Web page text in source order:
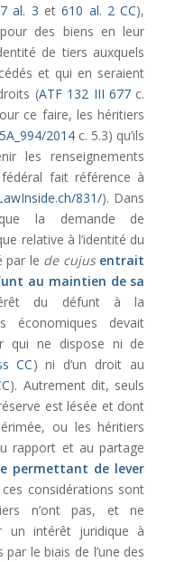
al. 3 et610 al. 2 CC),
pour des biens en leur
de tiers auxquels
et qui en seraient
(ATF 132 III 677c.
ce faire, les héritiers
2014c. 5.3) qu’ils
les renseignements
fait référence à
831/). Dans
la demande de
relative à l’identité du
par le de cujus entrait
au maintien de sa
du défunt à la
économiques devait
qui ne dispose ni de
CC) ni d’un droit au
). Autrement dit, seuls
est lésée et dont
ou les héritiers
rapport et au partage
permettant de lever
ces considérations sont
n’ont pas, et ne
un intérêt juridique à
le biais de l’une des